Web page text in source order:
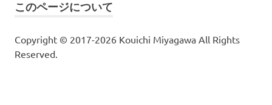
このページについて
Copyright © 2017-2026 Kouichi Miyagawa All Rights
Reserved.